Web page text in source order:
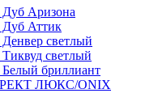
Аризона
Аттик
светлый
светлый
бриллиант
ЛЮКС/ONIX